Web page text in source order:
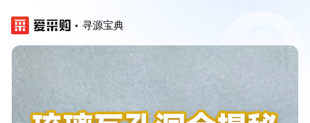
寻源宝典